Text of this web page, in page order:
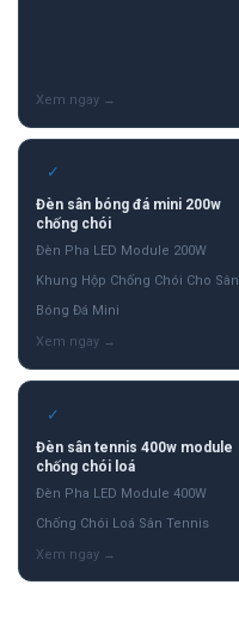
✓
Đèn sân bóng đá mini 200w
chống chói
Đèn Pha LED Module 200W
Khung Hộp Chống Chói Cho Sân
Bóng Đá Mini
✓
Đèn sân tennis 400w module
chống chói loá
Đèn Pha LED Module 400W
Chống Chói Loá Sân Tennis